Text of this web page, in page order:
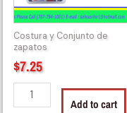
Costura y Conjunto de
zapatos
$7.25
Add to cart